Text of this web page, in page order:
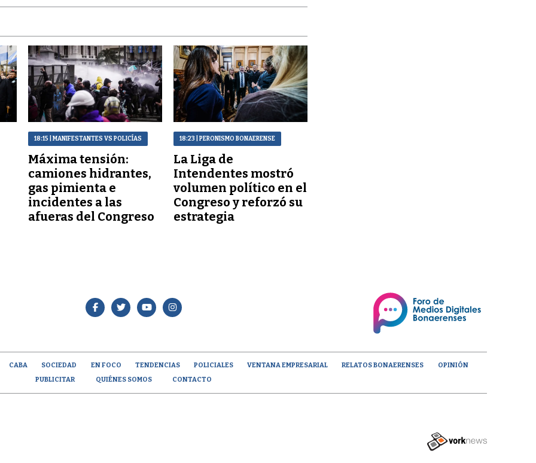
18:15 | MANIFESTANTES VS POLICÍAS
Máxima tensión:
camiones hidrantes,
gas pimienta e
incidentes a las
afueras del Congreso
18:23 | PERONISMO BONAERENSE
La Liga de
Intendentes mostró
volumen político en el
Congreso y reforzó su
estrategia
CABA SOCIEDAD EN FOCO TENDENCIAS POLICIALES VENTANA EMPRESARIAL RELATOS BONAERENSES
OPINIÓN
PUBLICITAR
QUIÉNES SOMOS CONTACTO